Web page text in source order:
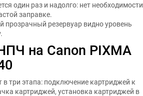
один раз и надолго: нет необходимости
заправке.
прозрачный резервуар видно уровень
на Canon PIXMA
три этапа: подключение картриджей к
картриджей, установка картриджей в